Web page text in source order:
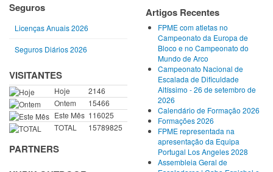
Seguros
Licenças Anuais 2026
Seguros Diários 2026
VISITANTES
Hoje
2146
Ontem
15466
Este Mês 116025
TOTAL
15789825
PARTNERS
Artigos Recentes
FPME com atletas no
Campeonato da Europa de
Bloco e no Campeonato do
Mundo de Arco
Campeonato Nacional de
Escalada de Dificuldade
Altíssimo - 26 de setembro de
2026
Calendário de Formação 2026
Formações 2026
FPME representada na
apresentação da Equipa
Portugal Los Angeles 2028
Assembleia Geral de